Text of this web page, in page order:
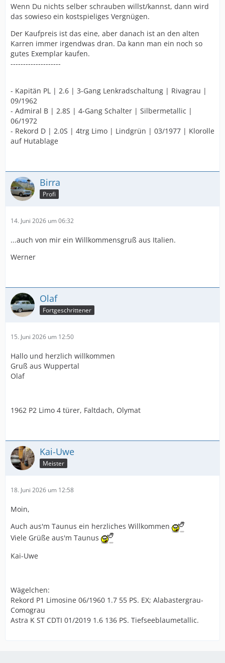
Wenn Du nichts selber schrauben willst/kannst, dann wird
das sowieso ein kostspieliges Vergnügen.
Der Kaufpreis ist das eine, aber danach ist an den alten
Karren immer irgendwas dran. Da kann man ein noch so
gutes Exemplar kaufen.
--------------------
- Kapitän PL | 2.6 | 3-Gang Lenkradschaltung | Rivagrau |
09/1962
- Admiral B | 2.8S | 4-Gang Schalter | Silbermetallic |
06/1972
- Rekord D | 2.0S | 4trg Limo | Lindgrün | 03/1977 | Klorolle
auf Hutablage
Birra
Profi
14. Juni 2026 um 06:32
...auch von mir ein Willkommensgruß aus Italien.
Werner
Olaf
Fortgeschrittener
15. Juni 2026 um 12:50
Hallo und herzlich willkommen
Gruß aus Wuppertal
Olaf
1962 P2 Limo 4 türer, Faltdach, Olymat
Kai-Uwe
Meister
18. Juni 2026 um 12:58
Moin,
Auch aus'm Taunus ein herzliches Willkommen
Viele Grüße aus'm Taunus
Kai-Uwe
Wägelchen:
Rekord P1 Limosine 06/1960 1.7 55 PS. EX; Alabastergrau-
Comograu
Astra K ST CDTI 01/2019 1.6 136 PS. Tiefseeblaumetallic.